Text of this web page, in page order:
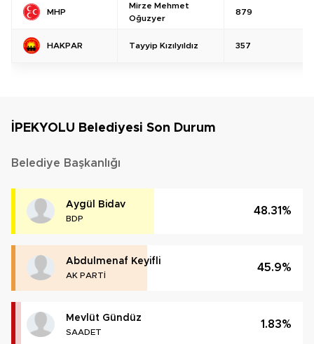
MHP
Mirze Mehmet
Oğuzyer
879
HAKPAR Tayyip Kızılyıldız 357
İPEKYOLU Belediyesi Son Durum
Belediye Başkanlığı
Aygül Bidav
BDP
48.31%
Abdulmenaf Keyifli
AK PARTİ
45.9%
Mevlüt Gündüz
SAADET
1.83%